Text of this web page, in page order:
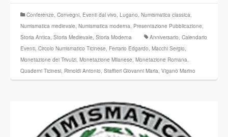
Conferenze Convegni Eventi dal vivo Lugano Numismatica classica
Numismatica medievale Numismatica moderna Presentazione Pubblicazione
Storia Antica Storia Medievale Storia Moderna Anniversario Calendario
Eventi Circolo Numismatico Ticinese Ferrario Edgardo Macchi Sergio
Monetazione dei Trivulzi Monetazione Milanese Monetazione Romana
Quaderni Ticinesi Rimoldi Antonio Staffieri Giovanni Maria Viganò Marino